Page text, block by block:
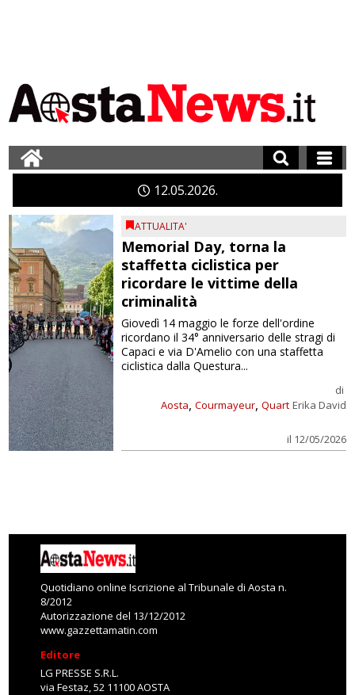
1205 2026
ATTUALITA'
Memorial Day, torna la
staffetta ciclistica per
ricordare le vittime della
criminalità
Aosta, Courmayeur, Quart
di
Erika David
il 12/05/2026
Giovedì 14 maggio le forze dell'ordine
ricordano il 34° anniversario delle stragi di
Capaci e via D'Amelio con una staffetta
ciclistica dalla Questura...
Quotidiano online Iscrizione al Tribunale di Aosta n.
8/2012
Autorizzazione del 13/12/2012
www.gazzettamatin.com
Editore
LG PRESSE S.R.L.
via Festaz, 52 11100 AOSTA